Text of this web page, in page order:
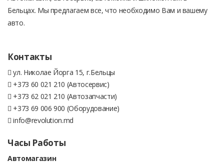
Бельцах. Мы предлагаем все, что необходимо Вам и вашему
авто.
Контакты
ул. Николае Йорга 15, г.Бельцы
+373 60 021 210 (Автосервис)
+373 62 021 210 (Автозапчасти)
+373 69 006 900 (Оборудование)
info@revolution.md
Часы Работы
Автомагазин